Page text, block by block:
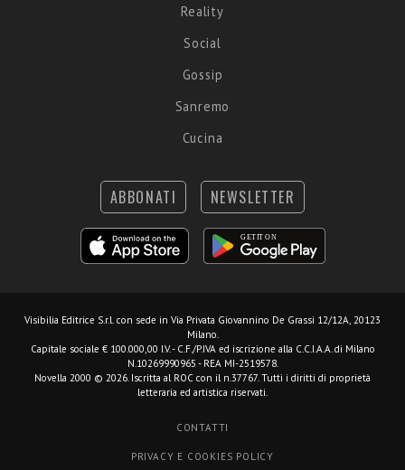
Reality
Social
Gossip
Sanremo
Cucina
ABBONATI NEWSLETTER
Visibilia Editrice S.r.l. con sede in Via Privata Giovannino De Grassi 12/12A, 20123
Milano.
Capitale sociale € 100.000,00 I.V. - C.F./P.IVA ed iscrizione alla C.C.I.A.A. di Milano
N.10269990965 - REA MI-2519578.
Novella 2000 © 2026. Iscritta al ROC con il n.37767. Tutti i diritti di proprietà
letteraria ed artistica riservati.
CONTATTI
PRIVACY E COOKIES POLICY